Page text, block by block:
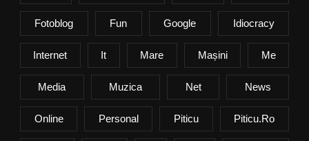
Fotoblog Fun Google Idiocracy
Internet It Mare Mașini Me
Media Muzica Net News
Online Personal Piticu Piticu.ro